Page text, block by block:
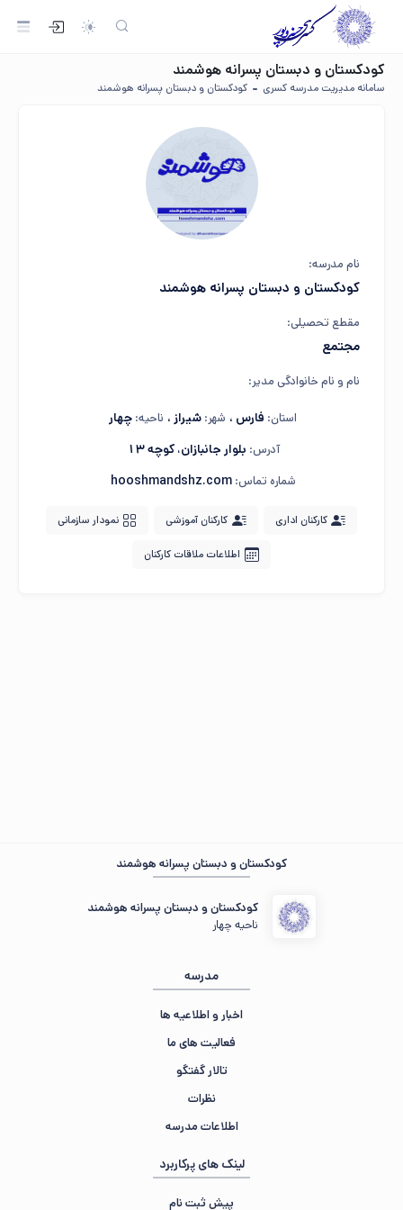
از صبر و شکیبایی شما سپاسگزاریم 🍁
کودکستان و دبستان پسرانه هوشمند
سامانه مدیریت مدرسه کسری کودکستان و دبستان پسرانه هوشمند
نام مدرسه:
کودکستان و دبستان پسرانه هوشمند
مقطع تحصیلی:
مجتمع
نام و نام خانوادگی مدیر:
استان: فارس ، شهر: شیراز ، ناحیه: چهار
آدرس: بلوار جانبازان، کوچه 13
شماره تماس: hooshmandshz.com
کارکنان اداری کارکنان آموزشی نمودار سازمانی
اطلاعات ملاقات کارکنان
کودکستان و دبستان پسرانه هوشمند
کودکستان و دبستان پسرانه هوشمند
ناحیه چهار
مدرسه
اخبار و اطلاعیه ها
فعالیت های ما
تالار گفتگو
نظرات
اطلاعات مدرسه
لینک های پرکاربرد
پیش ثبت نام